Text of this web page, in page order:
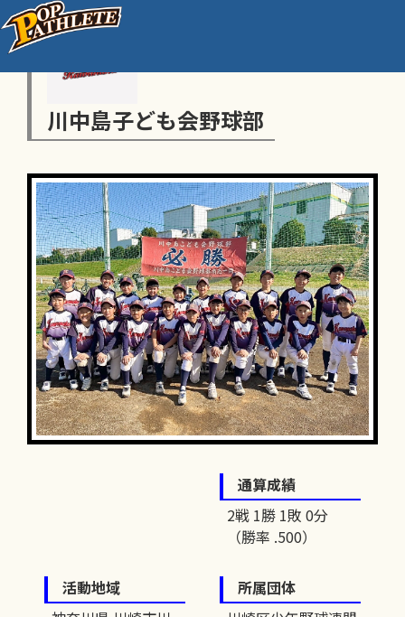
川中島子ども会野球部
通算成績
2戦 1勝 1敗 0分
（勝率 .500）
活動地域
所属団体